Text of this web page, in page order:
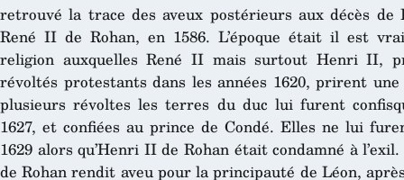
retrouvé la trace des aveux postérieurs aux décès
René II de Rohan, en 1586. L’époque était il est
religion auxquelles René II mais surtout Henri II,
révoltés protestants dans les années 1620, prirent
plusieurs révoltes les terres du duc lui furent
1627, et confiées au prince de Condé. Elles ne lui
1629 alors qu’Henri II de Rohan était condamné à
de Rohan rendit aveu pour la principauté de Léon,